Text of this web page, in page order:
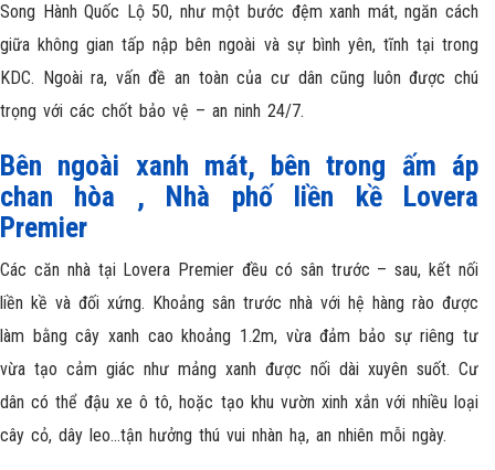
Song Hành Quốc Lộ 50, như một bước đệm xanh mát, ngăn cách
giữa không gian tấp nập bên ngoài và sự bình yên, tĩnh tại trong
KDC. Ngoài ra, vấn đề an toàn của cư dân cũng luôn được chú
trọng với các chốt bảo vệ – an ninh 24/7.
Bên ngoài xanh mát, bên trong ấm áp
chan hòa , Nhà phố liền kề Lovera
Premier
Các căn nhà tại Lovera Premier đều có sân trước – sau, kết nối
liền kề và đối xứng. Khoảng sân trước nhà với hệ hàng rào được
làm bằng cây xanh cao khoảng 1.2m, vừa đảm bảo sự riêng tư
vừa tạo cảm giác như mảng xanh được nối dài xuyên suốt. Cư
dân có thể đậu xe ô tô, hoặc tạo khu vườn xinh xắn với nhiều loại
cây cỏ, dây leo…tận hưởng thú vui nhàn hạ, an nhiên mỗi ngày.